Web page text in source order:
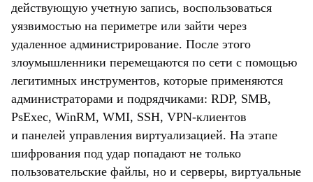
действующую учетную запись, воспользоваться
уязвимостью на периметре или зайти через
удаленное администрирование. После этого
злоумышленники перемещаются по сети с помощью
легитимных инструментов, которые применяются
администраторами и подрядчиками: RDP, SMB,
PsExec, WinRM, WMI, SSH, VPN-клиентов
и панелей управления виртуализацией. На этапе
шифрования под удар попадают не только
пользовательские файлы, но и серверы, виртуальные